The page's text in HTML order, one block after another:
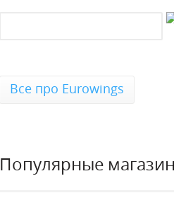
Все про Eurowings
Популярные